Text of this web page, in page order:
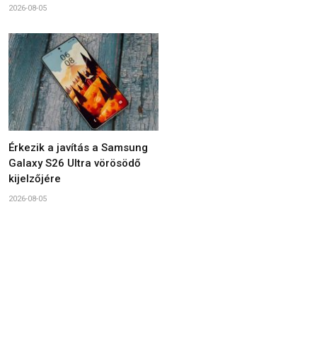
2026-08-05
Érkezik a javítás a Samsung
Galaxy S26 Ultra vörösödő
kijelzőjére
2026-08-05